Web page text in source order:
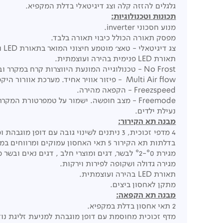
גלגלים להזזה קלה וצג דיגיטאלי בדלת המקפיא.
תכונות וטכנולוגיות:
מנוע חסכוני inverter.
מפסק תאורה הכולל כיבוי תאורה בלבד.
צג דיגיטאלי - טאצ' מוטמע חיצוני המואר בתאורת LED ומאפשר שליטה מלאה בטמפ' ובמצבי הפעולה השונים.
תאורת LED פנימית בהירה ועוצמתית.
No Frost - טכנולוגייה המונעת היווצרות קרח במקרר ובמקפיא באופן אוטומטי.
Multi Air flow - פיזור אוויר אחיד. מערכת אוורור היקפית המפזרת את האוויר באופן אחיד ומושלם בכל חלקי המקרר.
Freezspeed - הקפאה מהירה.
Freemode - מצב חופשה. ישמור על טמפרטורת המקרר במהלך חופשה או שהות ממושכת מחוץ לבית, יחסוך בחשמל וישמור על טריות המוצרים במקרר ובמקפיא.
נעילת ילדים.
מבנה תא הקירור:
4 מדפי זכוכית, 3 ניתנים לשינוי גובה עם דופן מוגבהת ומניעת זליגת נוזלים.
בדלתות תא הקירור 5 תאי האחסון עמוקים ומרווחים במיוחד בגדלים שונים לנוחות מרבית.
מגירת °0-°2 לבשר, דגים ומוצרי חלב , דגים נאים ובשר מופשר לשמירה מקסימלית על הטריות.
מגירה גדולה ושקופה לפירות וירקות.
תאורת LED בהירה ועוצמתית.
מתקן לאחסון ביצים.
מבנה תא הקפאה:
2 תאי אחסון בדלת במקפיא.
מדף זכוכית מחוסמת עם דופן מוגבהת למניעת זליגת